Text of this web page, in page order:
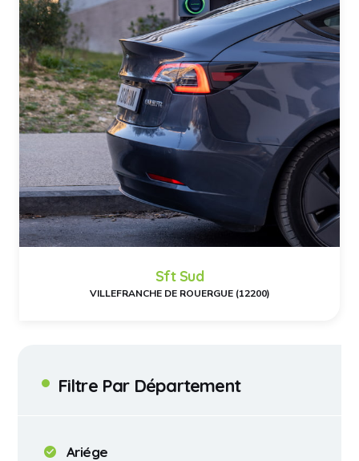
Filtre Par Département
Ariége
Sft Sud
VILLEFRANCHE DE ROUERGUE (12200)